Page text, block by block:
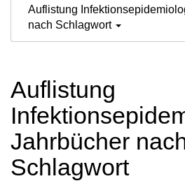
Auflistung
nach Schlagwort
Auflistung
Jahrbücher
Schlagwort